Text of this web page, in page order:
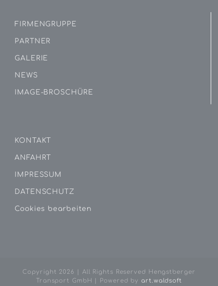
FIRMENGRUPPE
PARTNER
GALERIE
NEWS
IMAGE-BROSCHÜRE
KONTAKT
ANFAHRT
IMPRESSUM
DATENSCHUTZ
Cookies bearbeiten
Copyright 2026 | All Rights Reserved Hengstberger
Transport GmbH | Powered byart.waldsoft